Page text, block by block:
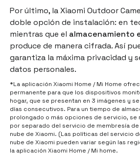
Por último, la Xiaomi Outdoor
doble opción de instalación: en
mientras que el almacenamiento
produce de manera cifrada. Así
garantiza la máxima privacidad y
datos personales.
*La aplicación Xiaomi Home / Mi Home
permanente para que los dispositivos
hogar, que se presentan en 3 imágenes y
días consecutivos. Para un tiempo de
prolongado o más opciones de servicio, se
por separado del servicio de membresía
nube de Xiaomi. (Las políticas del servicio
nube de Xiaomi pueden variar según las
la aplicación Xiaomi Home / Mi home.